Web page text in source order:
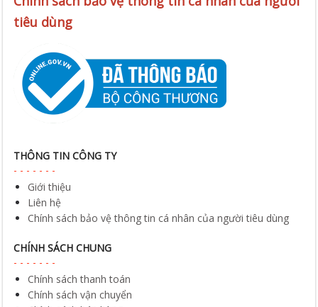
THÔNG TIN CÔNG TY
Liên hệ
Chính sách bảo vệ thông tin cá nhân của người tiêu dùng
CHÍNH SÁCH CHUNG
Chính sách vận chuyển
Chính sách bán hàng
Chính sách bảo hành sản phẩm
Chính sách hoàn trả